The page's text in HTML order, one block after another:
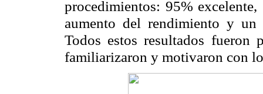
procedimientos: 95%
aumento del rendimiento y un
Todos estos resultados fueron
familiarizaron y motivaron con